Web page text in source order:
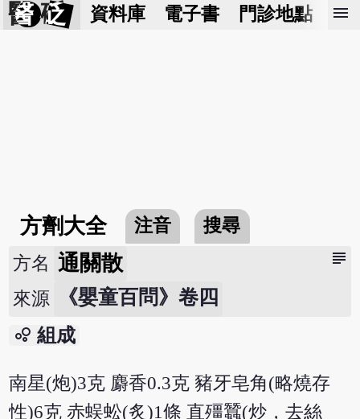
醫 砭 資料庫 電子書 門診地點 預
menu
方劑大全 注音 搜尋
subject
方名 通關散
來源 《嬰童百問》卷四
bubble_chart 組成
南星(炮)3克 麝香0.3克 豬牙皂角(略燒存
性)6克 赤蜈蚣(炙)1條 直殭蠶(炒，去絲